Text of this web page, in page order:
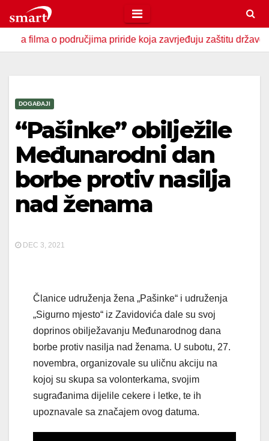
to
contento područjima priride koja zavrjeđuju zaštitu države U
DOGAĐAJI
“Pašinke” obilježile
Međunarodni dan
borbe protiv nasilja
nad ženama
DEC 3, 2021
Članice udruženja žena „Pašinke“ i udruženja
„Sigurno mjesto“ iz Zavidovića dale su svoj
doprinos obilježavanju Međunarodnog dana
borbe protiv nasilja nad ženama. U subotu, 27.
novembra, organizovale su uličnu akciju na
kojoj su skupa sa volonterkama, svojim
sugrađanima dijelile cekere i letke, te ih
upoznavale sa značajem ovog datuma.